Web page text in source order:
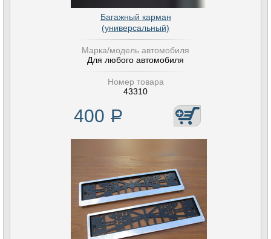
Багажный карман
(универсальный)
Марка/модель автомобиля
Для любого автомобиля
Номер товара
43310
400 Р